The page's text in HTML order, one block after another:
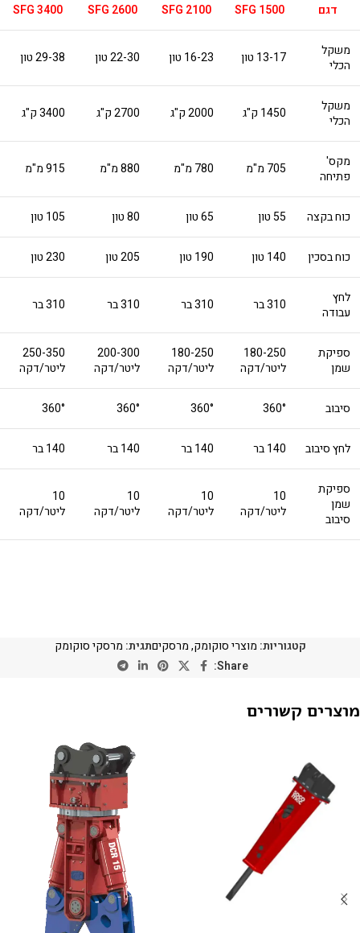
דגם SFG 1500
SFG 2100
SFG 2600
SFG 3400
משקל
הכלי
13-17 טון 16-23 טון 22-30 טון 29-38 טון
משקל
הכלי
1450 ק"ג 2000 ק"ג 2700 ק"ג 3400 ק"ג
מקס'
פתיחה
705 מ"מ 780 מ"מ 880 מ"מ 915 מ"מ
כוח בקצה 55 טון 65 טון 80 טון 105 טון
כוח בסכין 140 טון 190 טון 205 טון 230 טון
לחץ
עבודה
310 בר 310 בר 310 בר 310 בר
ספיקת
שמן
180-250
ליטר/דקה
180-250
ליטר/דקה
200-300
ליטר/דקה
250-350
ליטר/דקה
סיבוב 360°
360°
360°
360°
לחץ סיבוב 140 בר 140 בר 140 בר 140 בר
ספיקת
שמן
סיבוב
10
ליטר/דקה
10
ליטר/דקה
10
ליטר/דקה
10
ליטר/דקה
קטגוריות: מוצרי סוקומק,מרסקיםתגית: מרסקי סוקומק
Share:
מוצרים קשורים